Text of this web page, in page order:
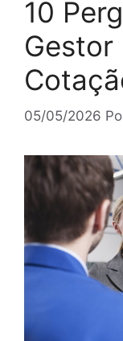
10
Gestor
05/05/2026